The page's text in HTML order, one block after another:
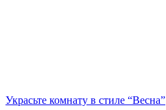
Украсьте комнату в стиле “Весна”